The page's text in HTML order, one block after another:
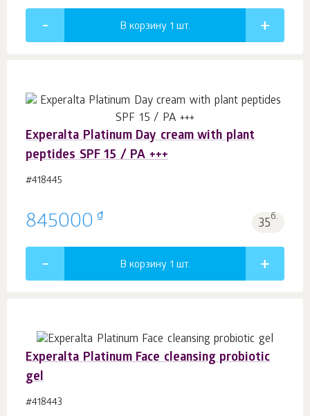
В корзину 1 шт.
Experalta Platinum Day cream with plant
peptides SPF 15 / PA +++
#418445
845000 ₫ 35б.
В корзину 1 шт.
Experalta Platinum Face cleansing probiotic
gel
#418443